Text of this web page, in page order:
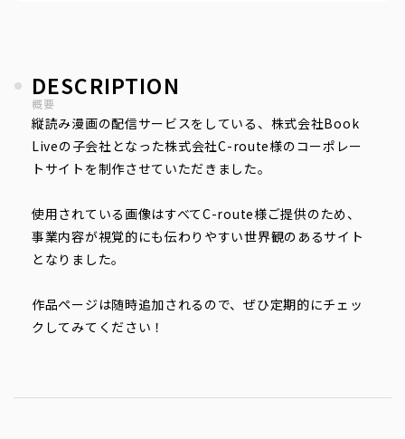
DESCRIPTION
概要
縦読み漫画の配信サービスをしている、株式会社Book
Liveの子会社となった株式会社C-route様のコーポレー
トサイトを制作させていただきました。
使用されている画像はすべてC-route様ご提供のため、
事業内容が視覚的にも伝わりやすい世界観のあるサイト
となりました。
作品ページは随時追加されるので、ぜひ定期的にチェッ
クしてみてください！